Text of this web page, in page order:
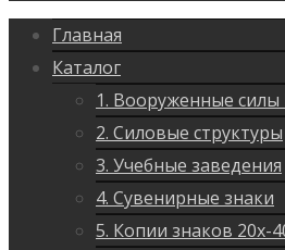
Главная
Каталог
1. Вооруженные
2. Силовые структуры
3. Учебные заведения
4. Сувенирные знаки
5. Копии знаков 20х-